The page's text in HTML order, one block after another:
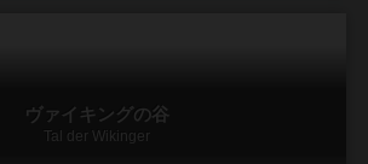
ヴァイキングの谷
Tal der Wikinger